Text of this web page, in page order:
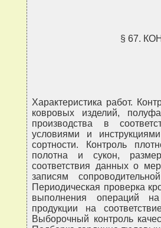
§ 67.
Характеристика работ.
ковровых изделий,
производства в
условиями и
сортности. Контроль
полотна и сукон,
соответствия данных о
записям
Периодическая проверка
выполнения операций
продукции на
Выборочный контроль